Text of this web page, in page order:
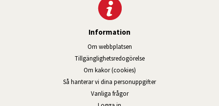
Information
Om webbplatsen
Tillgänglig­hets­redo­görelse
Om kakor (cookies)
Så hanterar vi dina personuppgifter
Vanliga frågor